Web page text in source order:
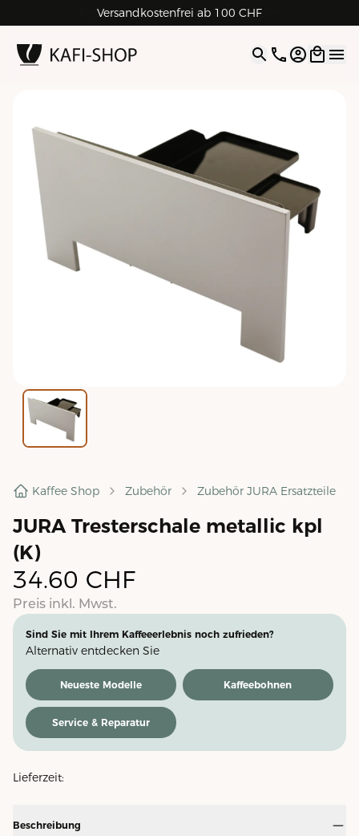
Versandkostenfrei ab 100 CHF
Rechnungskauf für Geschäftskunden
4.9| 5.0 Google
Open
Kaffee Shop Zubehör Zubehör JURA Ersatzteile
JURA Tresterschale metallic kpl
(K)
34.60 CHF
Preis inkl. Mwst.
Sind Sie mit Ihrem Kaffeeerlebnis noch zufrieden?
Alternativ entdecken Sie
Neueste Modelle Kaffeebohnen
Service & Reparatur
Lieferzeit:
Beschreibung